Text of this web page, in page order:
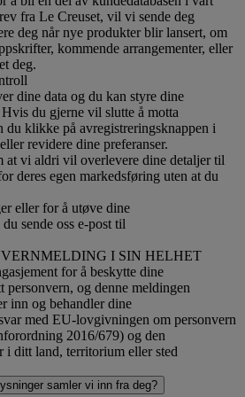
fra Le Creuset, vil vi sende deg
deg når nye produkter blir lansert, om
kommende arrangementer, eller
deg.
dine data og du kan styre dine
du gjerne vil slutte å motta
du klikke på avregistreringsknappen i
revidere dine preferanser.
vi aldri vil overlevere dine detaljer til
deres egen markedsføring uten at du
eller for å utøve dine
sende oss e-post til
I SIN HELHET
for å beskytte dine
personvern, og denne meldingen
inn og behandler dine
med EU-lovgivningen om personvern
2016/679) og den
i ditt land, territorium eller sted
samler vi inn fra deg?